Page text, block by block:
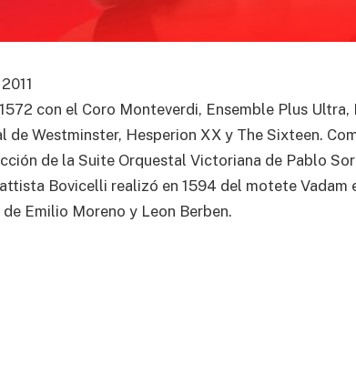
con el Coro Monteverdi, Ensemble Plus Ultra,
de Westminster, Hesperion XX y The Sixteen.
de la Suite Orquestal Victoriana de Pablo
Bovicelli realizó en 1594 del motete Vadam
Emilio Moreno y Leon Berben.